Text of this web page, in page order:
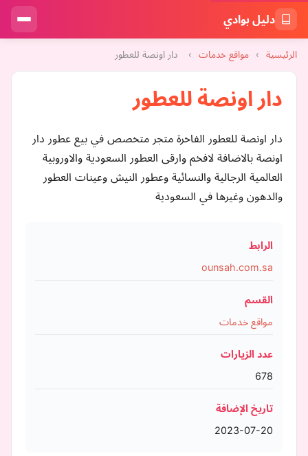
دليل بوادي
الرئيسية › مواقع خدمات › دار اونصة للعطور
دار اونصة للعطور
دار اونصة للعطور الفاخرة متجر متخصص في بيع عطور دار
اونصة بالاضافة لافخم وارقى العطور السعودية والاوروبية
العالمية الرجالية والنسائية وعطور النيش وعينات العطور
والدهون وغيرها في السعودية
الرابط
ounsah.com.sa
القسم
مواقع خدمات
عدد الزيارات
678
تاريخ الإضافة
2023-07-20